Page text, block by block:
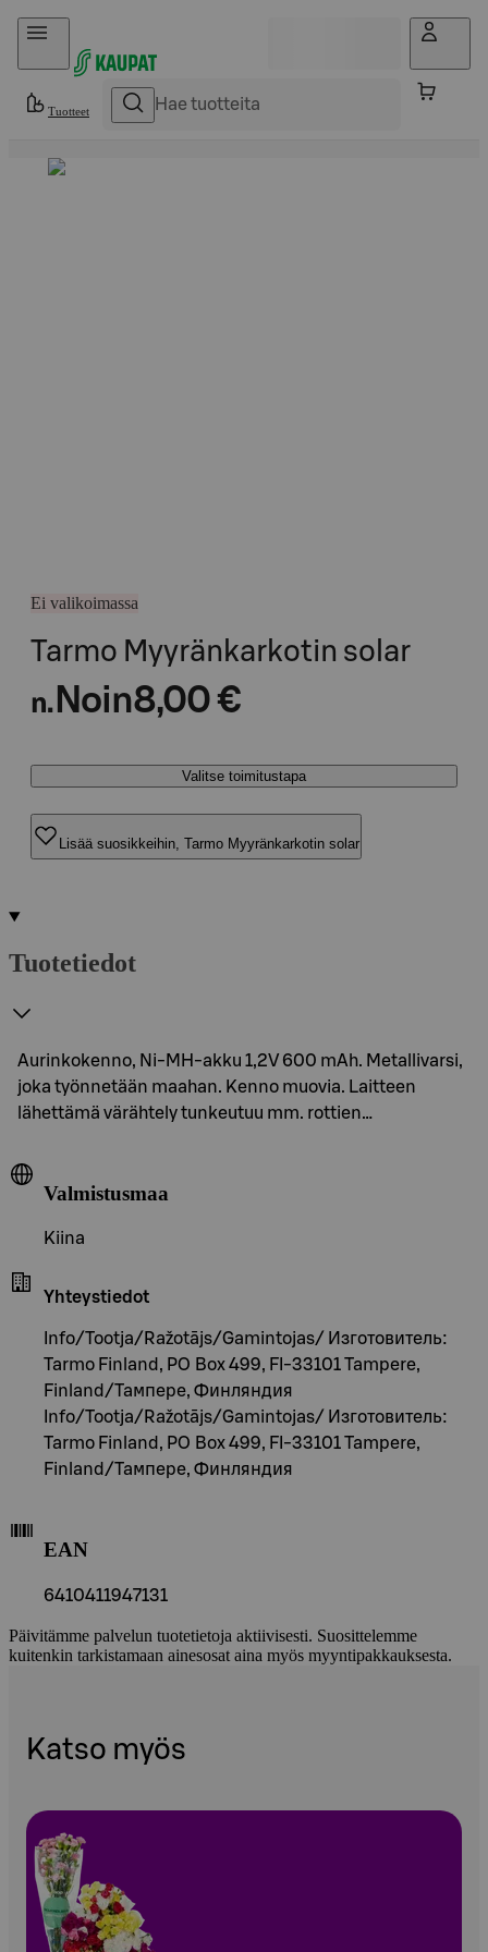
Hyppää sisältöön
Tuotteet
Ei valikoimassa
Tarmo Myyränkarkotin solar
n. Noin8,00 €
Valitse toimitustapa
Lisää suosikkeihin, Tarmo Myyränkarkotin solar
Tuotetiedot
Aurinkokenno, Ni-MH-akku 1,2V 600 mAh. Metallivarsi,
joka työnnetään maahan. Kenno muovia. Laitteen
lähettämä värähtely tunkeutuu mm. rottien…
Valmistusmaa
Kiina
Yhteystiedot
Info/Tootja/Ražotājs/Gamintojas/ Изготовитель:
Tarmo Finland, PO Box 499, FI-33101 Tampere,
Finland/Тампере, Финляндия
Info/Tootja/Ražotājs/Gamintojas/ Изготовитель:
Tarmo Finland, PO Box 499, FI-33101 Tampere,
Finland/Тампере, Финляндия
EAN
6410411947131
Päivitämme palvelun tuotetietoja aktiivisesti. Suosittelemme
kuitenkin tarkistamaan ainesosat aina myös myyntipakkauksesta.
Katso myös